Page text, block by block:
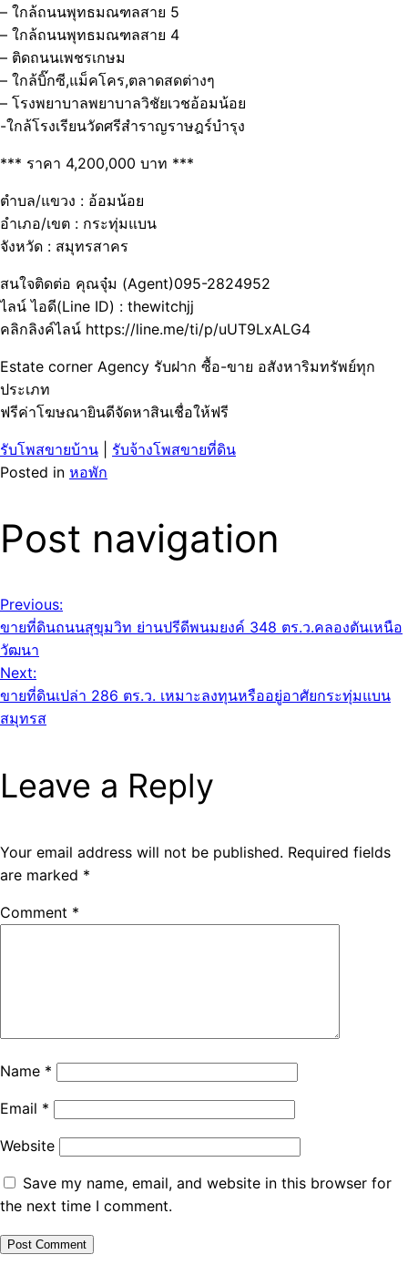
– ใกล้ถนนพุทธมณฑลสาย 5
– ใกล้ถนนพุทธมณฑลสาย 4
– ติดถนนเพชรเกษม
– ใกล้บิ๊กซี,แม็คโคร,ตลาดสดต่างๆ
– โรงพยาบาลพยาบาลวิชัยเวชอ้อมน้อย
-ใกล้โรงเรียนวัดศรีสำราญราษฎร์บำรุง
*** ราคา 4,200,000 บาท ***
ตำบล/แขวง : อ้อมน้อย
อำเภอ/เขต : กระทุ่มแบน
จังหวัด : สมุทรสาคร
สนใจติดต่อ คุณจุ๋ม (Agent)095-2824952
ไลน์ ไอดี(Line ID) : thewitchjj
คลิกลิงค์ไลน์ https://line.me/ti/p/uUT9LxALG4
Estate corner Agency รับฝาก ซื้อ-ขาย อสังหาริมทรัพย์ทุก
ประเภท
ฟรีค่าโฆษณายินดีจัดหาสินเชื่อให้ฟรี
รับโพสขายบ้าน
รับจ้างโพสขายที่ดิน
Posted in หอพัก
Post navigation
Previous:
ขายที่ดินถนนสุขุมวิท ย่านปรีดีพนมยงค์ 348 ตร.ว.คลองตันเหนือ
วัฒนา
Next:
ขายที่ดินเปล่า 286 ตร.ว. เหมาะลงทุนหรืออยู่อาศัยกระทุ่มแบน
สมุทรส
Leave a Reply
Your email address will not be published. Required fields
are marked *
Comment *
Name *
Email *
Website
Save my name, email, and website in this browser for
the next time I comment.